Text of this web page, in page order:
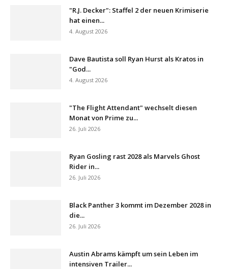
"R.J. Decker": Staffel 2 der neuen Krimiserie
hat einen...
4. August 2026
Dave Bautista soll Ryan Hurst als Kratos in
"God...
4. August 2026
"The Flight Attendant" wechselt diesen
Monat von Prime zu...
26. Juli 2026
Ryan Gosling rast 2028 als Marvels Ghost
Rider in...
26. Juli 2026
Black Panther 3 kommt im Dezember 2028 in
die...
26. Juli 2026
Austin Abrams kämpft um sein Leben im
intensiven Trailer...